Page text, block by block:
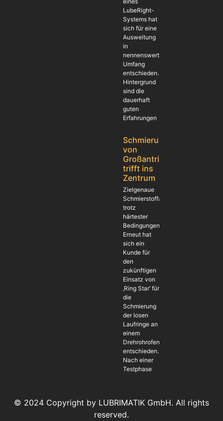
LubeRight-
Systems hat
sich für eine
Ausweitung
in
nennenswertem
Umfang
entschieden.
Hintergrund
sind die
dauerhaft
guten
Erfahrungen
Schmierung
von
Großantrieben
trifft ins
Zentrum
Zielgenaue
Schmierstoffapplikation
trotz
härtester
Bedingungen
Erneut hat
sich ein
Kunde für
den
zukünftigen
Einsatz von
‚Ring Star‘ für
die
Schmierung
der losen
Laufringe an
einem
Drehrohrofen
entschieden.
Nach einer
Testphase
© 2024 Copyright by LUBRIMATIK GmbH. All rights
reserved.